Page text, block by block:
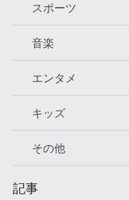
スポーツ
音楽
エンタメ
キッズ
その他
記事